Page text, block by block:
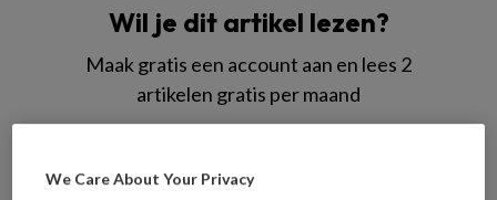
Wil je dit artikel lezen?
Maak gratis een account aan en lees 2
artikelen gratis per maand
We Care About Your Privacy